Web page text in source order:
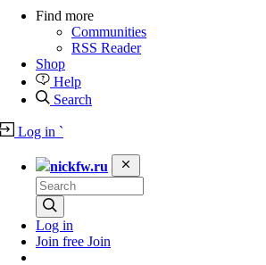
Find more
Communities
RSS Reader
Shop
Help
Search
Log in `
nickfw.ru
Log in
Join free Join